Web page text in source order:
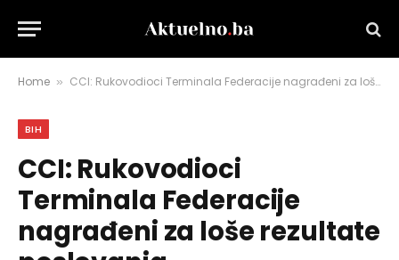
Home » CCI: Rukovodioci Terminala Federacije nagrađeni za loše rezultate poslovanja
BIH
CCI: Rukovodioci
Terminala Federacije
nagrađeni za loše rezultate